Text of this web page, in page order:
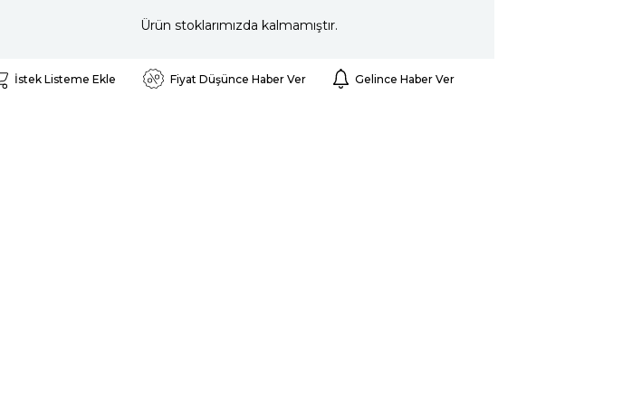
Ürün stoklarımızda kalmamıştır.
İstek Listeme Ekle Fiyat Düşünce Haber Ver Gelince Haber Ver